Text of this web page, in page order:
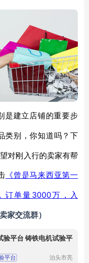
是建立店铺的重要步
类别，你知道吗？下
对刚入行的卖家有帮
《曾是马来西亚第一
订单量3000万，入
家交流群）
验平台 铸铁电机试验平
平台
泊头市亮